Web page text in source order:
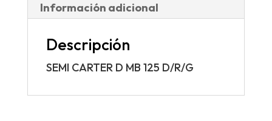
Información adicional
Descripción
SEMI CARTER D MB 125 D/R/G